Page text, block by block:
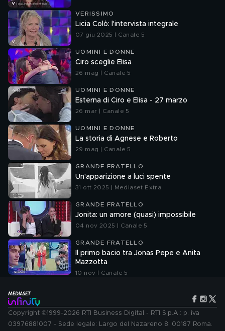
VERISSIMO
Licia Colò: l'intervista integrale
07 giu 2025 | Canale 5
UOMINI E DONNE
Ciro sceglie Elisa
26 mag | Canale 5
UOMINI E DONNE
Esterna di Ciro e Elisa - 27 marzo
26 mar | Canale 5
UOMINI E DONNE
La storia di Agnese e Roberto
29 mag | Canale 5
GRANDE FRATELLO
Un'apparizione a luci spente
31 ott 2025 | Mediaset Extra
GRANDE FRATELLO
Jonita: un amore (quasi) impossibile
04 nov 2025 | Canale 5
GRANDE FRATELLO
Il primo bacio tra Jonas Pepe e Anita
Mazzotta
10 nov | Canale 5
Copyright ©1999-2026 RTI Business Digital - RTI S.p.A.: p. iva
03976881007 - Sede legale: Largo del Nazareno 8, 00187 Roma.